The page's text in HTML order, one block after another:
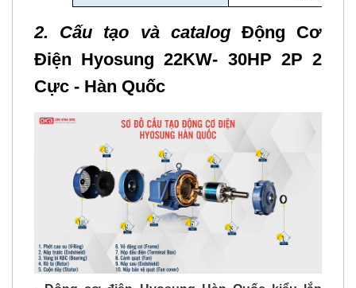
2. Cấu tạo và catalog Động Cơ
Điện Hyosung 22KW- 30HP 2P 2
Cực - Hàn Quốc